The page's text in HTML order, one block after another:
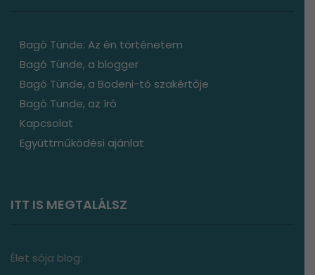
Bagó Tünde: Az én történetem
Bagó Tünde, a blogger
Bagó Tünde, a Bodeni-tó szakértője
Bagó Tünde, az író
Kapcsolat
Együttműködési ajánlat
ITT IS MEGTALÁLSZ
Élet sója blog: